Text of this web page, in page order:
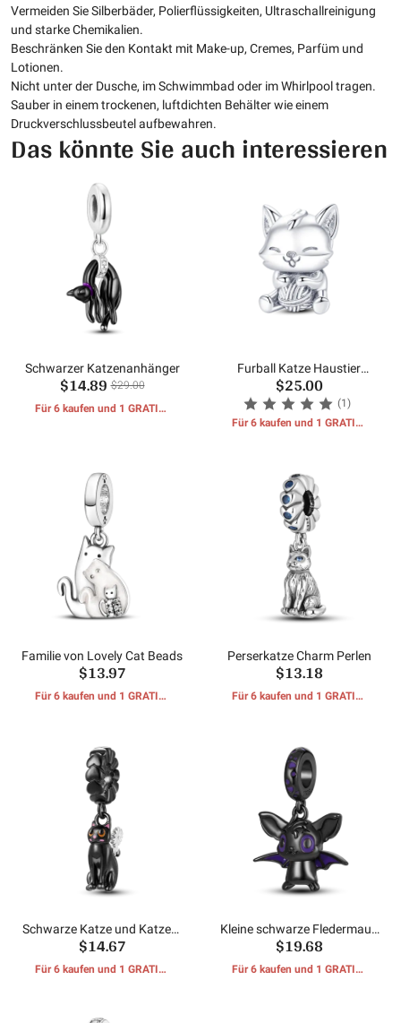
Vermeiden Sie Silberbäder, Polierflüssigkeiten, Ultraschallreinigung
und starke Chemikalien.
Beschränken Sie den Kontakt mit Make-up, Cremes, Parfüm und
Lotionen.
Nicht unter der Dusche, im Schwimmbad oder im Whirlpool tragen.
Sauber in einem trockenen, luftdichten Behälter wie einem
Druckverschlussbeutel aufbewahren.
Das könnte Sie auch interessieren
Schwarzer Katzenanhänger
$14.89 $29.00
Für 6 kaufen und 1 GRATIS-
Furball Katze Haustier
Charm Perlen
$25.00
(1)
Für 6 kaufen und 1 GRATIS-
Familie von Lovely Cat Beads
$13.97
Für 6 kaufen und 1 GRATIS-
Perserkatze Charm Perlen
$13.18
Für 6 kaufen und 1 GRATIS-
Schwarze Katze und Katzen-
Teaser baumeln
$14.67
Für 6 kaufen und 1 GRATIS-
Kleine schwarze Fledermaus
baumeln
$19.68
Für 6 kaufen und 1 GRATIS-